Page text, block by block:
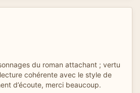
du roman attachant ; vertu
cohérente avec le style de
d’écoute, merci beaucoup.